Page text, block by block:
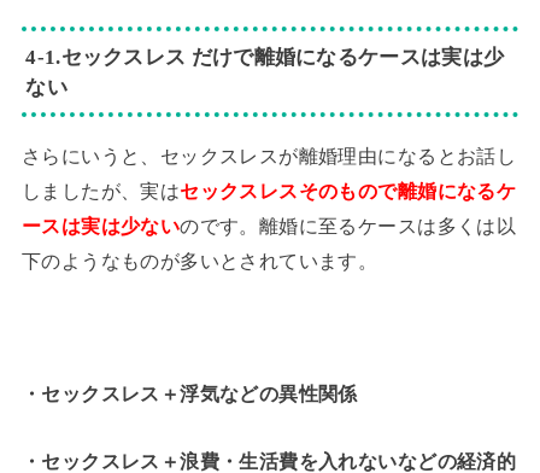
4-1.セックスレス だけで離婚になるケースは実は少
ない
さらにいうと、セックスレスが離婚理由になるとお話し
しましたが、実はセックスレスそのもので離婚になるケ
ースは実は少ないのです。離婚に至るケースは多くは以
下のようなものが多いとされています。
・セックスレス＋浮気などの異性関係
・セックスレス＋浪費・生活費を入れないなどの経済的